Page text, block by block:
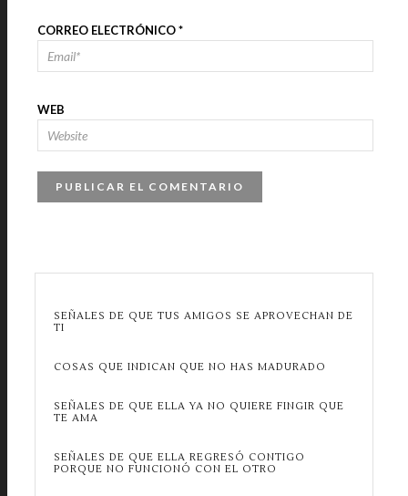
CORREO ELECTRÓNICO*
WEB
SEÑALES DE QUE TUS AMIGOS SE APROVECHAN DE
TI
COSAS QUE INDICAN QUE NO HAS MADURADO
SEÑALES DE QUE ELLA YA NO QUIERE FINGIR QUE
TE AMA
SEÑALES DE QUE ELLA REGRESÓ CONTIGO
PORQUE NO FUNCIONÓ CON EL OTRO